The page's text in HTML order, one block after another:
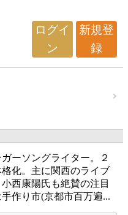
ログイ
ン
新規登
録
ーソングライター。２
化。主に関西のライブ
西康陽氏も絶賛の注目
作り市(京都市百万遍...